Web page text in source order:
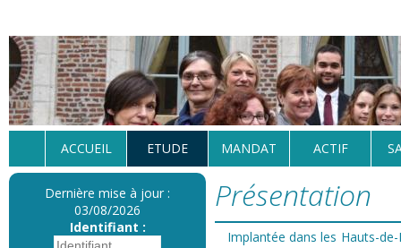
ACCUEIL ETUDE MANDAT ACTIF
Dernière mise à jour :
03/08/2026
Identifiant :
Présentation
Implantée dans les Hauts-